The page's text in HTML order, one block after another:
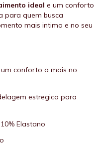
ideal e um conforto
para quem busca
mais intimo e no seu
conforto a mais no
estregica para
Elastano